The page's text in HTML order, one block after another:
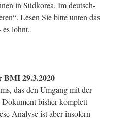
in Südkorea. Im deutsch-
Lesen Sie bitte unten das
lohnt.
BMI 29.3.2020
das den Umgang mit der
bisher komplett
Analyse ist aber insofern